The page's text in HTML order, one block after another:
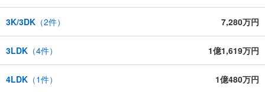
3K/3DK （2件） 7,280万円
3LDK （4件） 1億1,619万円
4LDK （1件） 1億480万円